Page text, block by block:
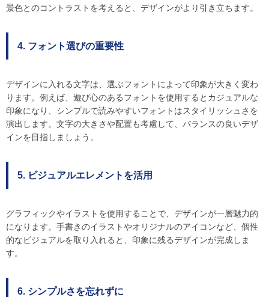
景色とのコントラストを考えると、デザインがより引き立ちます。
4. フォント選びの重要性
デザインに入れる文字は、選ぶフォントによって印象が大きく変わ
ります。例えば、遊び心のあるフォントを使用するとカジュアルな
印象になり、シンプルで読みやすいフォントはスタイリッシュさを
演出します。文字の大きさや配置も考慮して、バランスの良いデザ
インを目指しましょう。
5. ビジュアルエレメントを活用
グラフィックやイラストを使用することで、デザインが一層魅力的
になります。手書きのイラストやオリジナルのアイコンなど、個性
的なビジュアルを取り入れると、印象に残るデザインが完成しま
す。
6. シンプルさを忘れずに